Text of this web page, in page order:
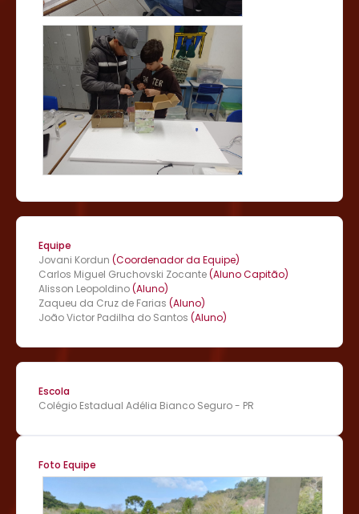
Equipe
Jovani Kordun (Coordenador da Equipe)
Carlos Miguel Gruchovski Zocante(Aluno Capitão)
Alisson Leopoldino(Aluno)
Zaqueu da Cruz de Farias (Aluno)
João Victor Padilha do Santos (Aluno)
Escola
Colégio Estadual Adélia Bianco Seguro - PR
Foto Equipe